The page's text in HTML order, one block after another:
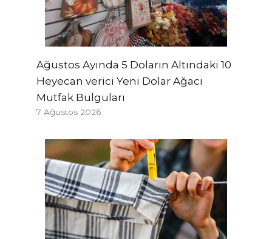
Ağustos Ayında 5 Doların Altındaki 10
Heyecan verici Yeni Dolar Ağacı
Mutfak Bulguları
7 Ağustos 2026